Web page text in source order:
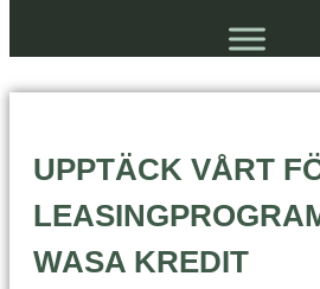
UPPTÄCK VÅRT
WASA KREDIT